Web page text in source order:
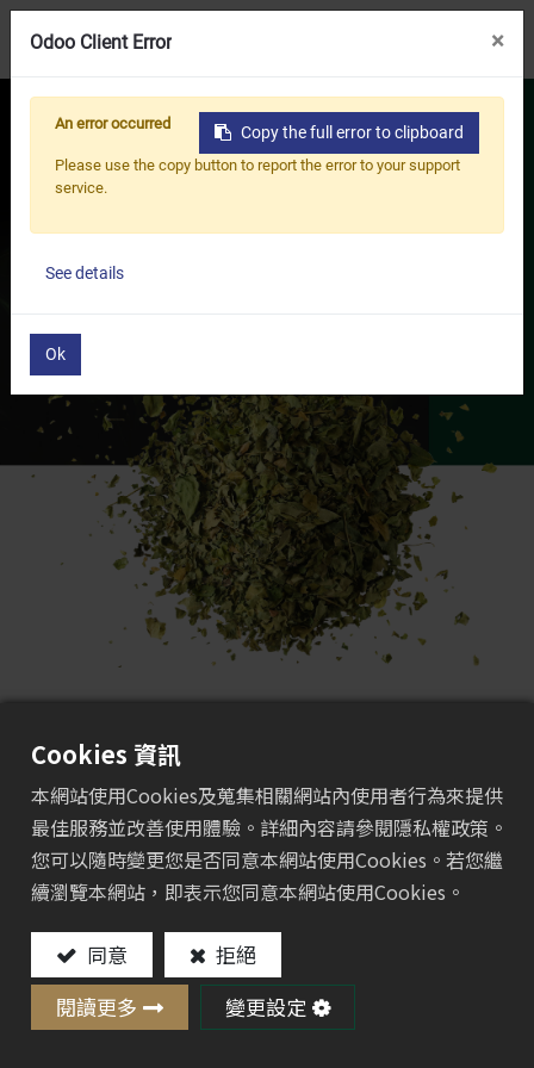
茶纖維
利用農產剩餘物「茶梗」，打造 100% 可家園堆肥的綠色材
這不僅是材料，
更是對土地的承諾。
每年，數以噸計的茶梗被視為農業廢棄物丟棄。我們看
見了它的價值。我們將這些「廢棄物」重新賦予生命，
當您使用茶纖維產品時，您聞到的是淡淡的天然茶香，
感受到的是無毒的安心，而它最終將化作養分，溫柔地
回歸大地。
Cookies 資訊
本網站使用Cookies及蒐集相關網站內使用者行為來提供
最佳服務並改善使用體驗。詳細內容請參閱隱私權政策。
您可以隨時變更您是否同意本網站使用Cookies。若您繼
續瀏覽本網站，即表示您同意本網站使用Cookies。
同意
拒絕
閱讀更多
變更設定
Odoo Client Error ×
Copy the full error to clipboard
An error occurred
Please use the copy button to report the error to your support
service.
See details
Ok
Odoo Client Error ×
Copy the full error to clipboard
An error occurred
Please use the copy button to report the error to your support
service.
See details
Ok